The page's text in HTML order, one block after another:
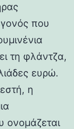
που
τη φλάντζα,
ευρώ.
η
ονομάζεται